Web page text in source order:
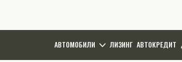
АВТОМОБИЛИ ЛИЗИНГ АВТОКРЕДИТ